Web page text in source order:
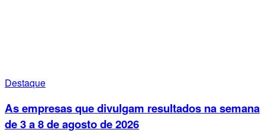
Destaque
As empresas que divulgam resultados na semana
de 3 a 8 de agosto de 2026